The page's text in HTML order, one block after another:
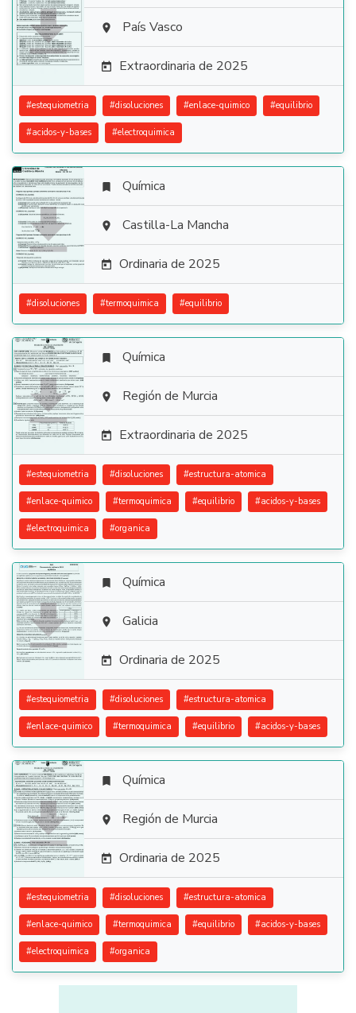
  País Vasco
 Extraordinaria de 2025
#estequiometria #disoluciones #enlace-quimico #equilibrio
#acidos-y-bases #electroquimica

 Química
 Castilla-La Mancha
 Ordinaria de 2025
#disoluciones #termoquimica #equilibrio

 Química
 Región de Murcia
 Extraordinaria de 2025
#estequiometria #disoluciones #estructura-atomica
#enlace-quimico #termoquimica #equilibrio #acidos-y-bases
#electroquimica #organica

 Química
 Galicia
 Ordinaria de 2025
#estequiometria #disoluciones #estructura-atomica
#enlace-quimico #termoquimica #equilibrio #acidos-y-bases

 Química
 Región de Murcia
 Ordinaria de 2025
#estequiometria #disoluciones #estructura-atomica
#enlace-quimico #termoquimica #equilibrio #acidos-y-bases
#electroquimica #organica